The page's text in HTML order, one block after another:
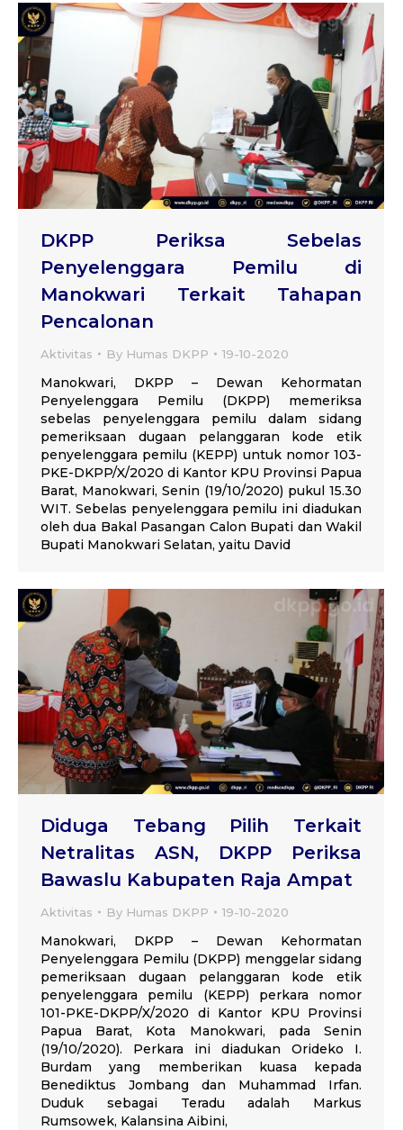
DKPP Periksa Sebelas
Penyelenggara Pemilu di
Manokwari Terkait Tahapan
Pencalonan
Aktivitas By Humas DKPP 19-10-2020
Manokwari, DKPP – Dewan Kehormatan
Penyelenggara Pemilu (DKPP) memeriksa
sebelas penyelenggara pemilu dalam sidang
pemeriksaan dugaan pelanggaran kode etik
penyelenggara pemilu (KEPP) untuk nomor 103-
PKE-DKPP/X/2020 di Kantor KPU Provinsi Papua
Barat, Manokwari, Senin (19/10/2020) pukul 15.30
WIT. Sebelas penyelenggara pemilu ini diadukan
oleh dua Bakal Pasangan Calon Bupati dan Wakil
Bupati Manokwari Selatan, yaitu David
Diduga Tebang Pilih Terkait
Netralitas ASN, DKPP Periksa
Bawaslu Kabupaten Raja Ampat
Aktivitas By Humas DKPP 19-10-2020
Manokwari, DKPP – Dewan Kehormatan
Penyelenggara Pemilu (DKPP) menggelar sidang
pemeriksaan dugaan pelanggaran kode etik
penyelenggara pemilu (KEPP) perkara nomor
101-PKE-DKPP/X/2020 di Kantor KPU Provinsi
Papua Barat, Kota Manokwari, pada Senin
(19/10/2020). Perkara ini diadukan Orideko I.
Burdam yang memberikan kuasa kepada
Benediktus Jombang dan Muhammad Irfan.
Duduk sebagai Teradu adalah Markus
Rumsowek, Kalansina Aibini,